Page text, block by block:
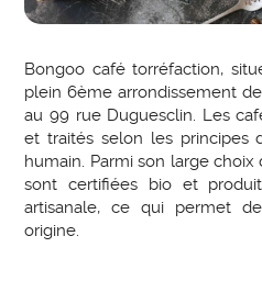
Bongoo café torréfaction,
plein 6ème arrondissement
au 99 rue Duguesclin. Les
et traités selon les principes
humain. Parmi son large
sont certifiées bio et
artisanale, ce qui permet
origine.